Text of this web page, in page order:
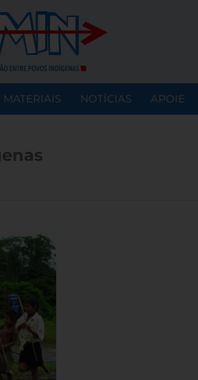
MATERIAIS NOTÍCIAS APOIE